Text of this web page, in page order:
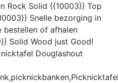
Rock Solid {{10003}} Top
Snelle bezorging in
bestellen of afhalen
Solid Wood just Good!
Douglashout